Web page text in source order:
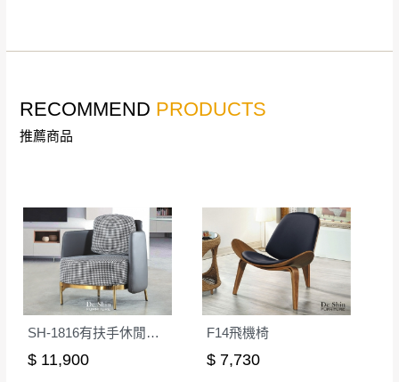
（可於LINE線上詢問 →
加收說明
是全新狀態且完整包裝，床墊、床包、枕頭
性)，若未依照上述方式處理，恕無法接受退
際商品的顏色、質感稍有不同，如因此而需
退換貨，需自付來回運費及人資成本
，請您
訂購前詳加確認。(包含商品尺寸是否合適)。
訂購前請確認商品尺寸，大型物件因為人工
丈量，難免會有些許誤差值(約正負0.5CM)
詳細尺寸以實品為主。
非因本公司問題而需退換貨，請於收到貨7日
RECOMMEND PRODUCTS
推薦商品
SH-1816有扶手休閒椅(後灰色)
$ 11,900
F14飛機椅
$ 7,730